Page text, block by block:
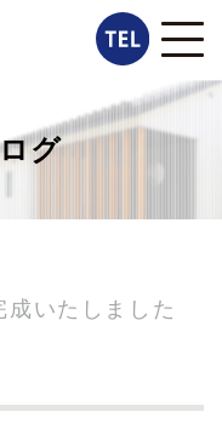
グ
いたしました